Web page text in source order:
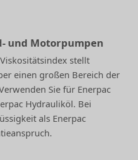
und Motorpumpen
stellt
einen großen Bereich der
Sie für Enerpac
Hydrauliköl. Bei
als Enerpac